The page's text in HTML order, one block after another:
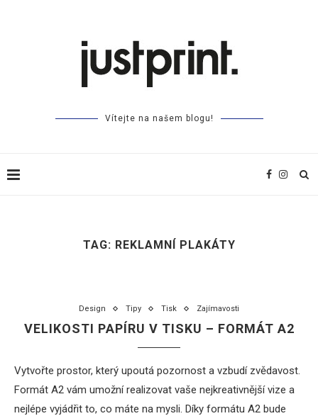
Vítejte na našem blogu!
TAG: REKLAMNÍ PLAKÁTY
Design Tipy Tisk Zajímavosti
VELIKOSTI PAPÍRU V TISKU – FORMÁT A2
Vytvořte prostor, který upoutá pozornost a vzbudí zvědavost.
Formát A2 vám umožní realizovat vaše nejkreativnější vize a
nejlépe vyjádřit to, co máte na mysli. Díky formátu A2 bude